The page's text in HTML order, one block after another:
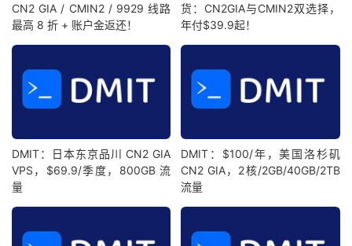
CN2 GIA / CMIN2 / 9929 线路
最高 8 折 + 账户金返还！
货：CN2GIA与CMIN2双选择，
年付$39.9起！
DMIT：日本东京品川 CN2 GIA
VPS，$69.9/季度，800GB 流
量
DMIT：$100/年，美国洛杉矶
CN2 GIA，2核/2GB/40GB/2TB
流量